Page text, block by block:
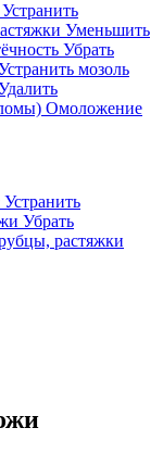
Устранить
Уменьшить
Убрать
мозоль
Омоложение
Устранить
Убрать
растяжки